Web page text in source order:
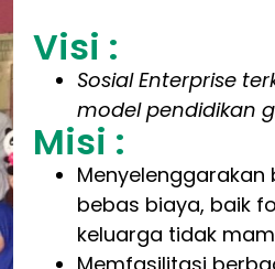
Visi :
Sosial Enterprise
model pendidikan
Misi :
bebas biaya, baik
keluarga tidak